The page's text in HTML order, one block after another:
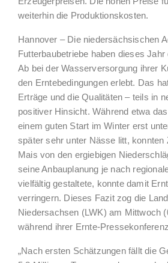
weiterhin die Produktionskosten.
Hannover – Die niedersächsischen
Futterbaubetriebe haben dieses
Ab bei der Wasserversorgung ihrer
den Erntebedingungen erlebt. Das
Erträge und die Qualitäten – teils in
positiver Hinsicht. Während etwa
einem guten Start im Winter erst
später sehr unter Nässe litt, konnten
Mais von den ergiebigen
seine Anbauplanung je nach
vielfältig gestaltete, konnte damit
verringern. Dieses Fazit zog die
Niedersachsen (LWK) am Mittwoch
während ihrer Ernte-
„Nach ersten Schätzungen fällt die